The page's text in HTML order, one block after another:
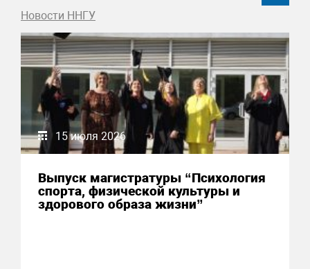
Новости ННГУ
15 июля 2026
Выпуск магистратуры “Психология
спорта, физической культуры и
здорового образа жизни”